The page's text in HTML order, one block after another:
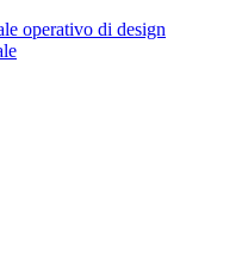
operativo di design